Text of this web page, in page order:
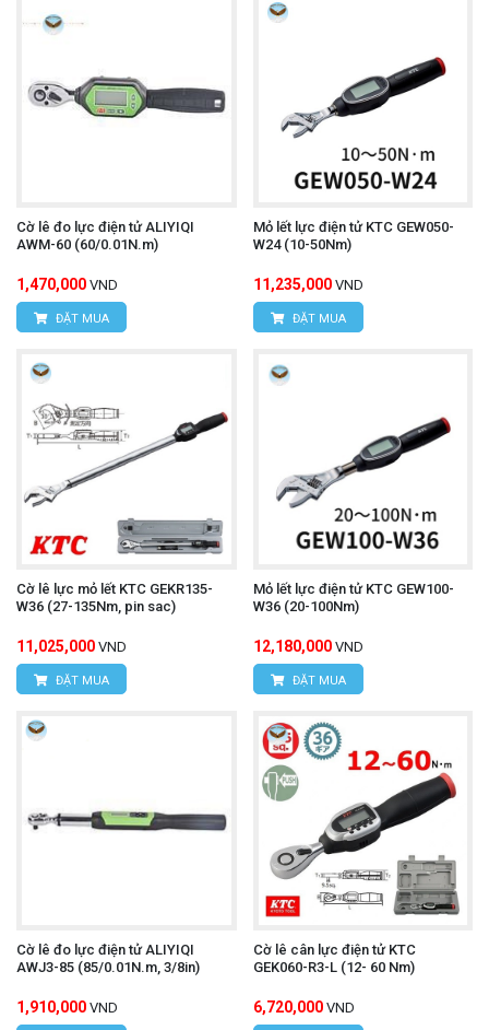
Cờ lê đo lực điện tử ALIYIQI
AWM-60 (60/0.01N.m)
1,470,000 VND
ĐẶT MUA
Mỏ lết lực điện tử KTC GEW050-
W24 (10-50Nm)
11,235,000 VND
ĐẶT MUA
Cờ lê lực mỏ lết KTC GEKR135-
W36 (27-135Nm, pin sac)
11,025,000 VND
ĐẶT MUA
Mỏ lết lực điện tử KTC GEW100-
W36 (20-100Nm)
12,180,000 VND
ĐẶT MUA
Cờ lê đo lực điện tử ALIYIQI
AWJ3-85 (85/0.01N.m, 3/8in)
1,910,000 VND
Cờ lê cân lực điện tử KTC
GEK060-R3-L (12- 60 Nm)
6,720,000 VND